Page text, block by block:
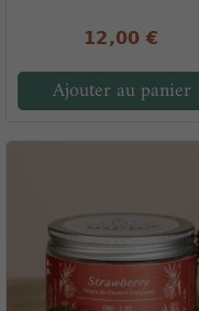
12,00 €
Ajouter au panier